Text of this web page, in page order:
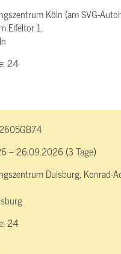
Köln (am SVG-
Eifeltor 1,
24
– 26.09.2026 (3 Tage)
Duisburg, Konrad-
24